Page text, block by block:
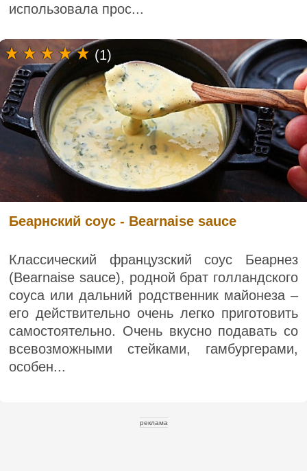
использовала прос...
Беарнский соус - Bearnaise sauce
Классический французский соус Беарнез
(Bearnaise sauce), родной брат голландского
соуса или дальний родственник майонеза –
его действительно очень легко приготовить
самостоятельно. Очень вкусно подавать со
всевозможными стейками, гамбургерами,
особен...
(1)
реклама